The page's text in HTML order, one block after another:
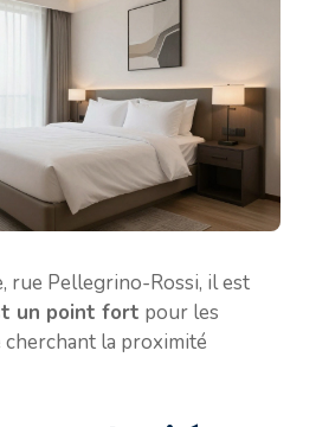
rue Pellegrino-Rossi, il est
un point fort pour les
cherchant la proximité